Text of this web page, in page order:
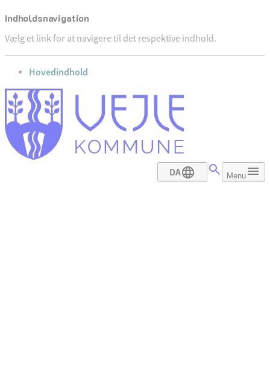
Indholdsnavigation
Vælg et link for at navigere til det respektive indhold.
gå til
Hovedindhold
DA Menu